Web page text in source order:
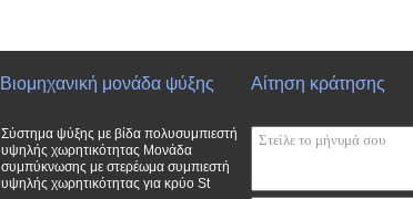
Βιομηχανική μονάδα ψύξης
Σύστημα ψύξης με βίδα πολυσυμπιεστή
υψηλής χωρητικότητας Μονάδα
συμπύκνωσης με στερέωμα συμπιεστή
υψηλής χωρητικότητας για κρύο St
Αίτηση κράτησης